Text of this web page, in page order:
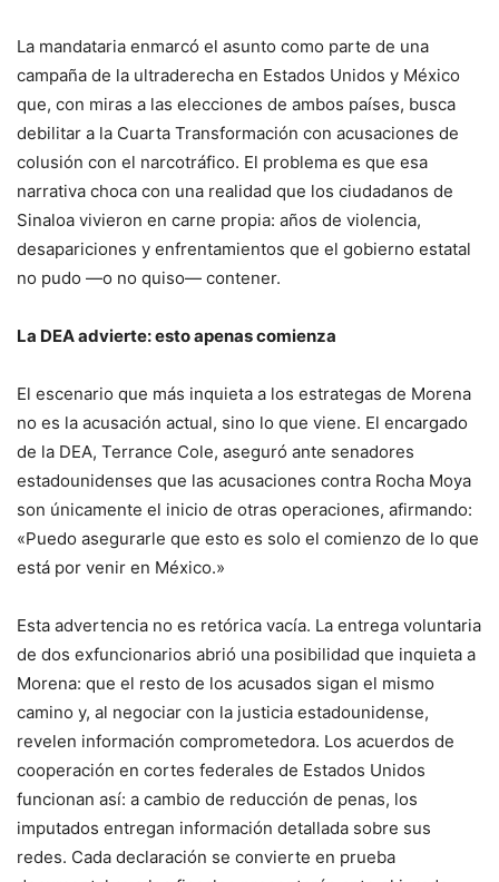
La mandataria enmarcó el asunto como parte de una
campaña de la ultraderecha en Estados Unidos y México
que, con miras a las elecciones de ambos países, busca
debilitar a la Cuarta Transformación con acusaciones de
colusión con el narcotráfico. El problema es que esa
narrativa choca con una realidad que los ciudadanos de
Sinaloa vivieron en carne propia: años de violencia,
desapariciones y enfrentamientos que el gobierno estatal
no pudo —o no quiso— contener.
La DEA advierte: esto apenas comienza
El escenario que más inquieta a los estrategas de Morena
no es la acusación actual, sino lo que viene. El encargado
de la DEA, Terrance Cole, aseguró ante senadores
estadounidenses que las acusaciones contra Rocha Moya
son únicamente el inicio de otras operaciones, afirmando:
«Puedo asegurarle que esto es solo el comienzo de lo que
está por venir en México.»
Esta advertencia no es retórica vacía. La entrega voluntaria
de dos exfuncionarios abrió una posibilidad que inquieta a
Morena: que el resto de los acusados sigan el mismo
camino y, al negociar con la justicia estadounidense,
revelen información comprometedora. Los acuerdos de
cooperación en cortes federales de Estados Unidos
funcionan así: a cambio de reducción de penas, los
imputados entregan información detallada sobre sus
redes. Cada declaración se convierte en prueba